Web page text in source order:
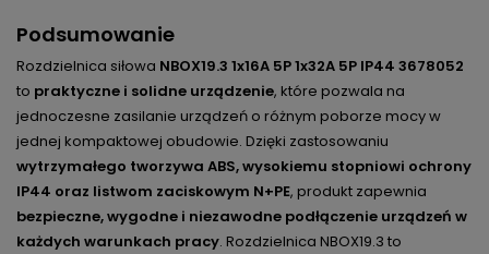
Podsumowanie
Rozdzielnica siłowa NBOX19.3 1x16A 5P 1x32A 5P IP44 3678052
to praktyczne i solidne urządzenie, które pozwala na
jednoczesne zasilanie urządzeń o różnym poborze mocy w
jednej kompaktowej obudowie. Dzięki zastosowaniu
wytrzymałego tworzywa ABS, wysokiemu stopniowi ochrony
IP44 oraz listwom zaciskowym N+PE, produkt zapewnia
bezpieczne, wygodne i niezawodne podłączenie urządzeń w
każdych warunkach pracy. Rozdzielnica NBOX19.3 to